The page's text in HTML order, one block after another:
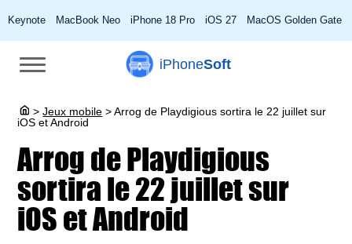
Keynote MacBook Neo iPhone 18 Pro iOS 27 MacOS Golden Gate
iPhoneSoft
> Jeux mobile >Arrog de Playdigious sortira le 22 juillet sur
iOS et Android
Arrog de Playdigious
sortira le 22 juillet sur
iOS et Android